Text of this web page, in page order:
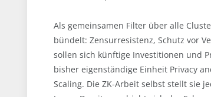
Als gemeinsamen Filter über alle
bündelt: Zensurresistenz, Schutz vor
sollen sich künftige Investitionen und
bisher eigenständige Einheit Privacy
Scaling. Die ZK-Arbeit selbst stellt sie